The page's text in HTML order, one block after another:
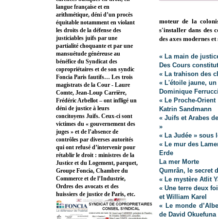
moteur de la
s'installer dans des
des axes modernes et
« La main de
Des Cours
« La trahison des
« L'étoile jaune,
Dominique
« Le Proche-
Katrin Sandmann
« Juifs et Arabes
»
« La Judée » sous
« Le mur des
Erde
La mer Morte
Qumrân, le secret
« Le mystère Atlit
« Une terre deux
et William Karel
« Le monde
de David Okuefuna
langue française et en
arithmétique, déni d’un procès
équitable notamment en violant
les droits de la défense des
justiciables juifs par une
partialité choquante et par une
mansuétude généreuse au
bénéfice du Syndicat des
copropriétaires et de son syndic
Foncia Paris fautifs… Les trois
magistrats de la Cour - Laure
Comte, Jean-Loup Carrière,
Frédéric Arbellot – ont infligé un
déni de justice à leurs
concitoyens Juifs. Ceux-ci sont
victimes du « gouvernement des
juges » et de l’absence de
contrôles par diverses autorités
qui ont refusé d’intervenir pour
rétablir le droit : ministres de la
Justice et du Logement, parquet,
Groupe Foncia, Chambre du
Commerce et de l’Industrie,
Ordres des avocats et des
huissiers de justice de Paris, etc.